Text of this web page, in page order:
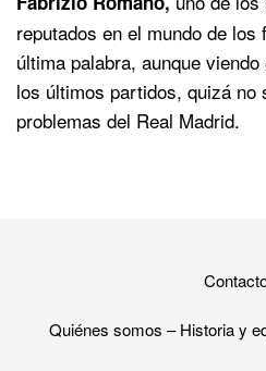
reputados en el mundo de
última palabra, aunque
los últimos partidos, quizá no
problemas del Real Madrid.
Quiénes somos – Historia y